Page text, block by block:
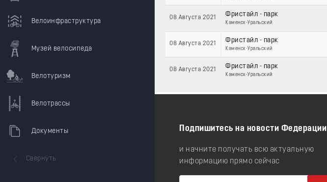
Велоинфраструктура
Музей велосипеда
Велотуризм
Велотрассы
Документы
Свернуть
08 Августа 2021 Фристайл - парк
Каменск-Уральский
08 Августа 2021 Фристайл - парк
Каменск-Уральский
08 Августа 2021 Фристайл - парк
Каменск-Уральский
Подпишитесь на новости Федерации
и начните получать всю актуальную
информацию прямо сейчас